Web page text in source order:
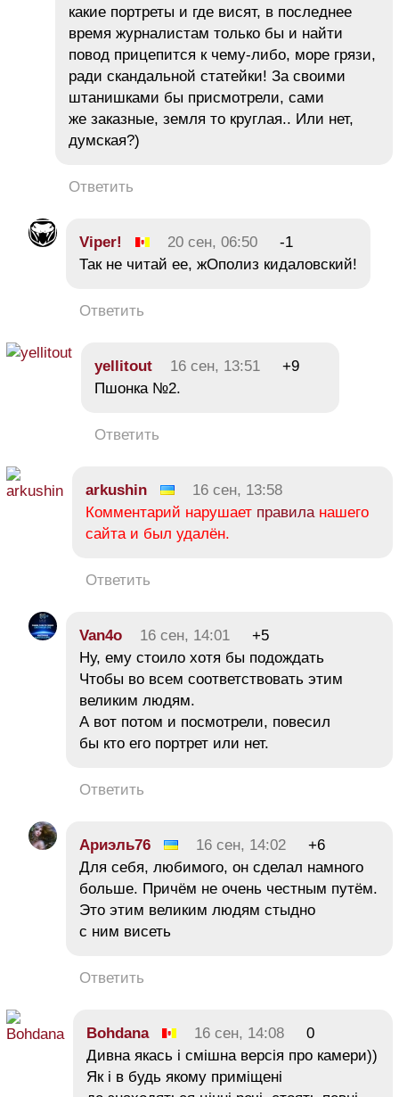
какие портреты и где висят, в последнее
время журналистам только бы и найти
повод прицепится к чему-либо, море грязи,
ради скандальной статейки! За своими
штанишками бы присмотрели, сами
же заказные, земля то круглая.. Или нет,
думская?)
Ответить
Viper! 20 сен, 06:50
-1
Так не читай ее, жОполиз кидаловский!
Ответить
yellitout 16 сен, 13:51
+9
Пшонка №2.
Ответить
arkushin
16 сен, 13:58
Комментарий нарушает правила нашего
сайта и был удалён.
Ответить
Van4o 16 сен, 14:01
+5
Ну, ему стоило хотя бы подождать
Чтобы во всем соответствовать этим
великим людям.
А вот потом и посмотрели, повесил
бы кто его портрет или нет.
Ответить
Ариэль76 16 сен, 14:02
+6
Для себя, любимого, он сделал намного
больше. Причём не очень честным путём.
Это этим великим людям стыдно
с ним висеть
Ответить
Bohdana 16 сен, 14:08
0
Дивна якась і смішна версія про камери))
Як і в будь якому приміщені